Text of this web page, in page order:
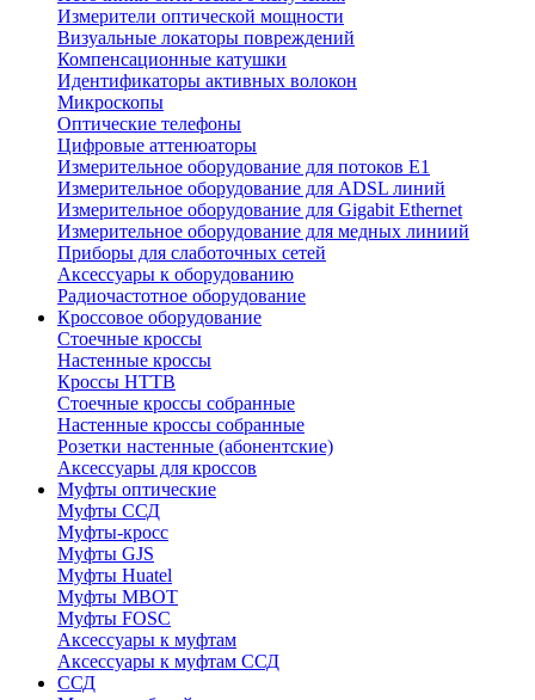
Измерители оптической мощности
Визуальные локаторы повреждений
Компенсационные катушки
Идентификаторы активных волокон
Микроскопы
Оптические телефоны
Цифровые аттенюаторы
Измерительное оборудование для потоков Е1
Измерительное оборудование для ADSL линий
Измерительное оборудование для Gigabit Ethernet
Измерительное оборудование для медных линиий
Приборы для слаботочных сетей
Аксессуары к оборудованию
Радиочастотное оборудование
Кроссовое оборудование
Стоечные кроссы
Настенные кроссы
Кроссы HTTB
Стоечные кроссы собранные
Настенные кроссы собранные
Розетки настенные (абонентские)
Аксессуары для кроссов
Муфты оптические
Муфты ССД
Муфты-кросс
Муфты GJS
Муфты Huatel
Муфты МВОТ
Муфты FOSC
Аксессуары к муфтам
Аксессуары к муфтам ССД
ССД